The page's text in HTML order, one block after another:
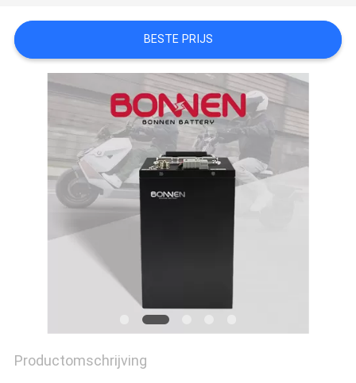
BESTE PRIJS
Productomschrijving